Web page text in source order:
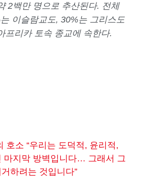
2백만 명으로 추산된다. 전체
이슬람교도, 30%는 그리스도
프리카 토속 종교에 속한다.
호소 “우리는 도덕적, 윤리적,
마지막 방벽입니다… 그래서 그
하려는 것입니다”